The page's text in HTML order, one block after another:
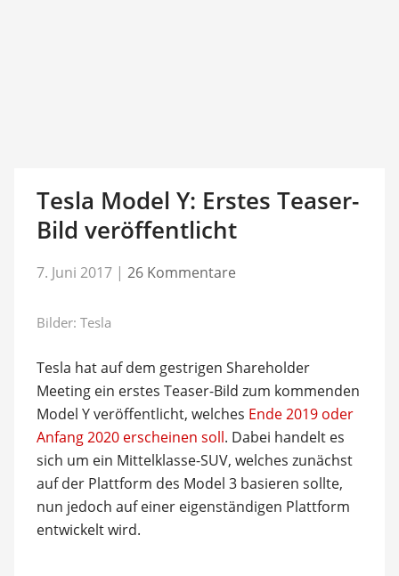
Tesla Model Y: Erstes Teaser-
Bild veröffentlicht
7. Juni 2017 | 26 Kommentare
Bilder: Tesla
Tesla hat auf dem gestrigen Shareholder
Meeting ein erstes Teaser-Bild zum kommenden
Model Y veröffentlicht, welches Ende 2019 oder
Anfang 2020 erscheinen soll. Dabei handelt es
sich um ein Mittelklasse-SUV, welches zunächst
auf der Plattform des Model 3 basieren sollte,
nun jedoch auf einer eigenständigen Plattform
entwickelt wird.